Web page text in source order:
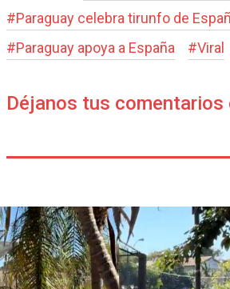
#Paraguay celebra tirunfo de
#Paraguay apoya a España #Viral
Déjanos tus comentarios